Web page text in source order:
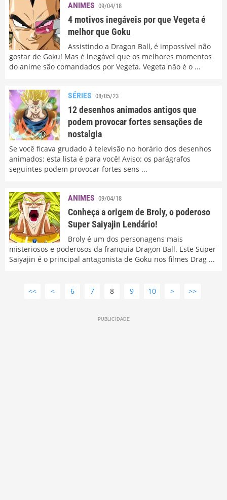
ANIMES 09/04/18
4 motivos inegáveis por que Vegeta é
melhor que Goku
Assistindo a Dragon Ball, é impossível não
gostar de Goku! Mas é inegável que os melhores momentos
do anime são comandados por Vegeta. Vegeta não é o ...
SÉRIES 08/05/23
12 desenhos animados antigos que
podem provocar fortes sensações de
nostalgia
Se você ficava grudado à televisão no horário dos desenhos
animados: esta lista é para você! Aviso: os parágrafos
seguintes podem provocar fortes sens ...
ANIMES 09/04/18
Conheça a origem de Broly, o poderoso
Super Saiyajin Lendário!
Broly é um dos personagens mais
misteriosos e poderosos da franquia Dragon Ball. Este Super
Saiyajin é o principal antagonista de Goku nos filmes Drag ...
<< < 6 7 8 9 10 > >>